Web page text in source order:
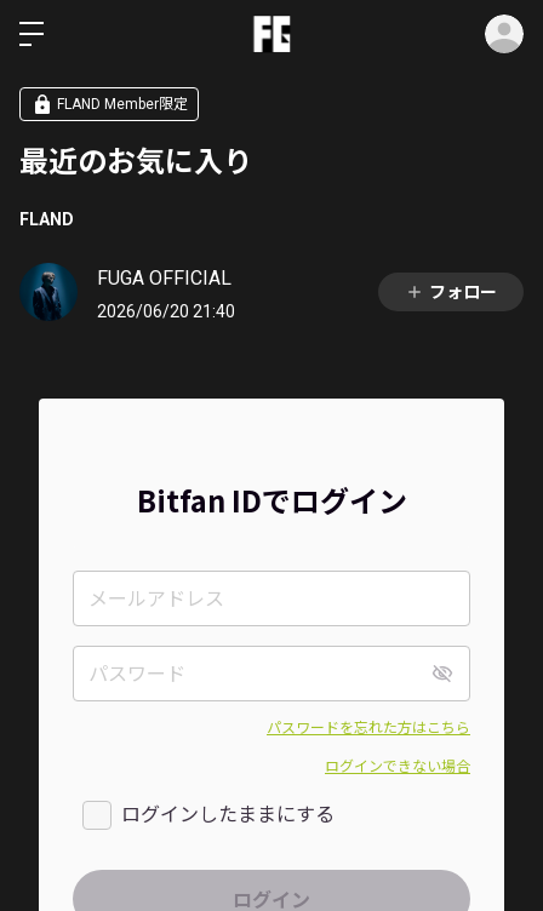
FLAND Member限定
最近のお気に入り
FLAND
FUGA OFFICIAL
2026/06/20 21:40
フォロー
Bitfan IDでログイン
パスワードを忘れた方はこちら
ログインできない場合
ログインしたままにする